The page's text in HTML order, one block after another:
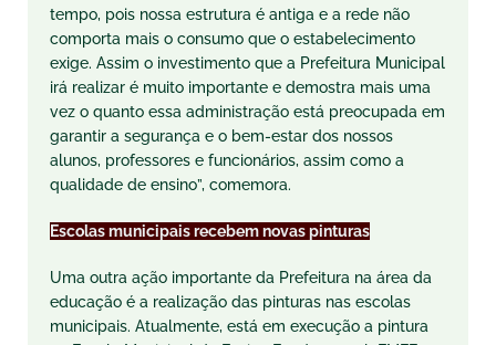
tempo, pois nossa estrutura é antiga e a rede não
comporta mais o consumo que o estabelecimento
exige. Assim o investimento que a Prefeitura Municipal
irá realizar é muito importante e demostra mais uma
vez o quanto essa administração está preocupada em
garantir a segurança e o bem-estar dos nossos
alunos, professores e funcionários, assim como a
qualidade de ensino”, comemora.
Escolas municipais recebem novas pinturas
Uma outra ação importante da Prefeitura na área da
educação é a realização das pinturas nas escolas
municipais. Atualmente, está em execução a pintura